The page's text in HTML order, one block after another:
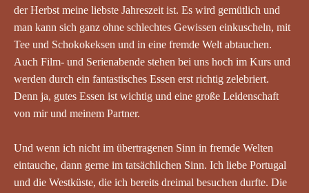
der Herbst meine liebste Jahreszeit ist. Es wird gemütlich und
man kann sich ganz ohne schlechtes Gewissen einkuscheln, mit
Tee und Schokokeksen und in eine fremde Welt abtauchen.
Auch Film- und Serienabende stehen bei uns hoch im Kurs und
werden durch ein fantastisches Essen erst richtig zelebriert.
Denn ja, gutes Essen ist wichtig und eine große Leidenschaft
von mir und meinem Partner.
Und wenn ich nicht im übertragenen Sinn in fremde Welten
eintauche, dann gerne im tatsächlichen Sinn. Ich liebe Portugal
und die Westküste, die ich bereits dreimal besuchen durfte. Die